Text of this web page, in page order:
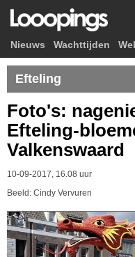
Nieuws Wachttijden
Efteling
Foto's:
Efteling-
Valkenswaard
10-09-2017, 16.08 uur
Beeld: Cindy Vervuren